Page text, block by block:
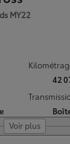
MY22
42
Voir plus